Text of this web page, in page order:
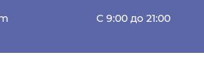
C 9:00 до 21:00